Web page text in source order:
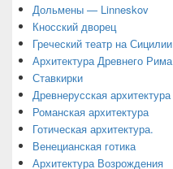
Дольмены — Linneskov
Кносский дворец
Греческий театр на Сицилии
Архитектура Древнего Рима
Ставкирки
Древнерусская архитектура
Романская архитектура
Готическая архитектура.
Венецианская готика
Архитектура Возрождения